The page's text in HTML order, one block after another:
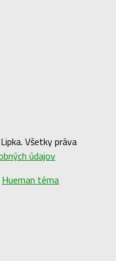
Všetky práva
údajov
Hueman téma